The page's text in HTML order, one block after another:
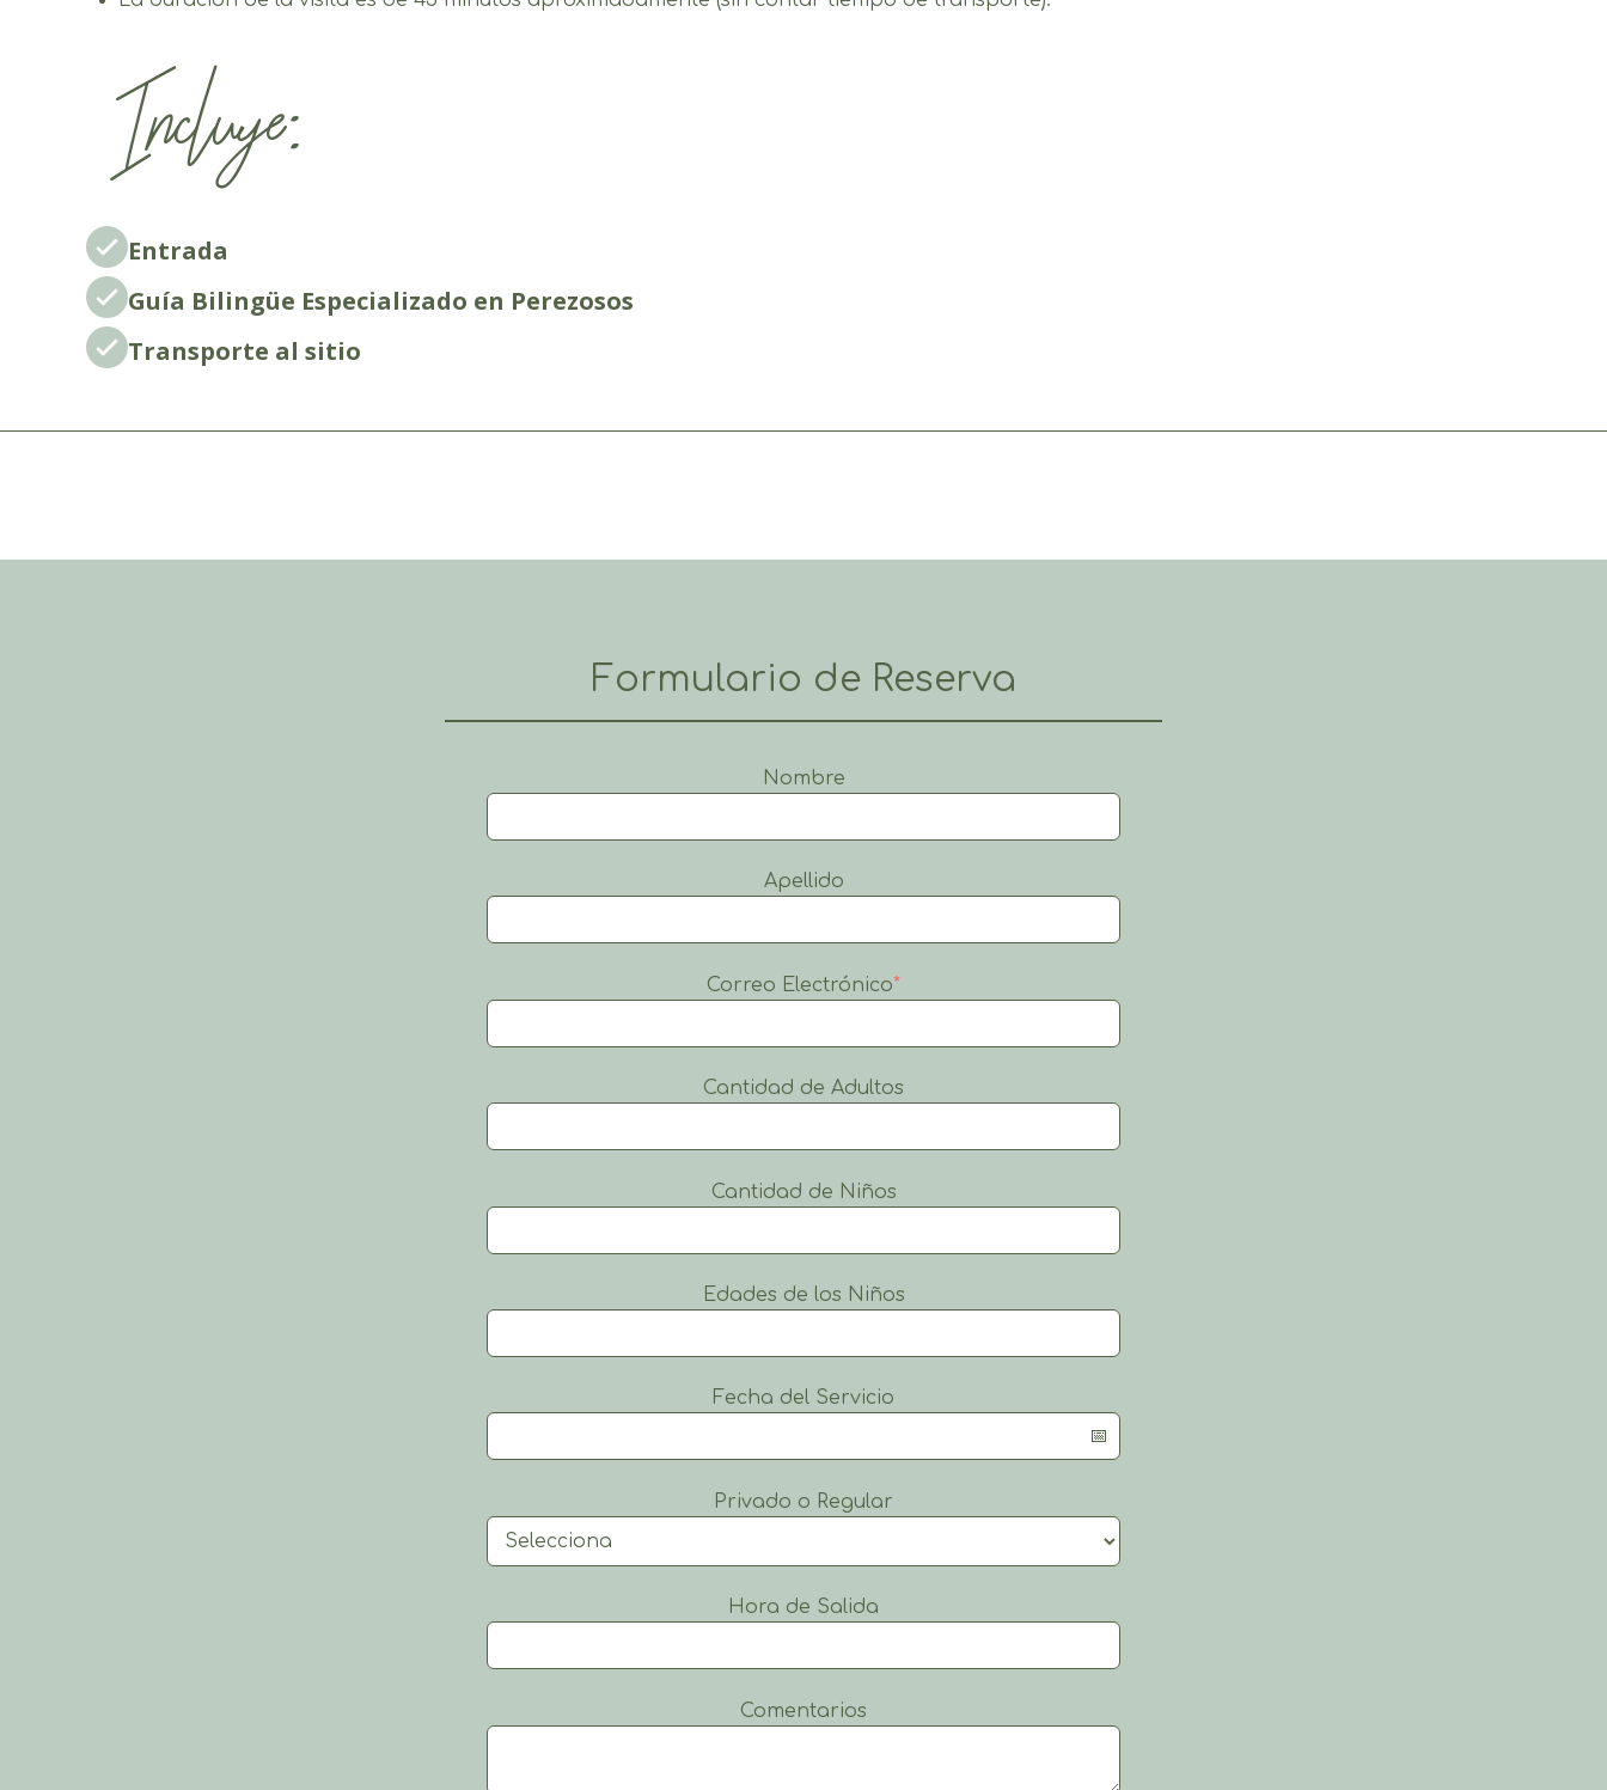
Incluye:
Entrada
Guía Bilingüe Especializado en Perezosos
Transporte al sitio
Formulario de Reserva
Nombre
Apellido
Correo Electrónico*
Cantidad de Adultos
Cantidad de Niños
Edades de los Niños
Fecha del Servicio
Privado o Regular
Hora de Salida
Comentarios